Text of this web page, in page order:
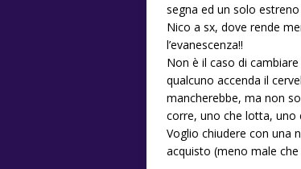
segna ed un solo
Nico a sx, dove rende
l’evanescenza!!
Non è il caso di
qualcuno accenda il
mancherebbe, ma non
corre, uno che lotta, uno
Voglio chiudere con una
acquisto (meno male